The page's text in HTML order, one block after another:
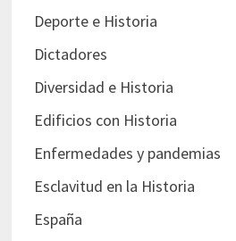
Deporte e Historia
Dictadores
Diversidad e Historia
Edificios con Historia
Enfermedades y pandemias
Esclavitud en la Historia
España